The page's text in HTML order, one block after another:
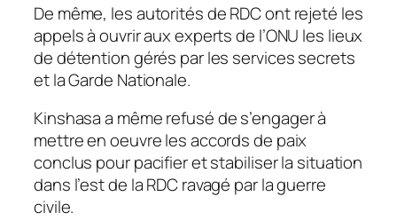
De même, les autorités de RDC ont rejeté les
appels à ouvrir aux experts de l’ONU les lieux
de détention gérés par les services secrets
et la Garde Nationale.
Kinshasa a même refusé de s’engager à
mettre en oeuvre les accords de paix
conclus pour pacifier et stabiliser la situation
dans l’est de la RDC ravagé par la guerre
civile.